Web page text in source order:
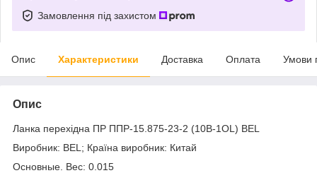
Замовлення під захистом
Опис Характеристики Доставка Оплата Умови
Опис
Ланка перехідна ПР ППР-15.875-23-2 (10B-1OL) BEL
Виробник: BEL; Країна виробник: Китай
Основные. Вес: 0.015